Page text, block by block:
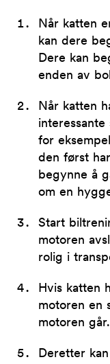
Når katten
kan dere
Dere kan
enden av
Når katten
for
den først
begynne å
om en
Start
motoren
rolig i
Hvis katten
motoren en
motoren går.
Deretter